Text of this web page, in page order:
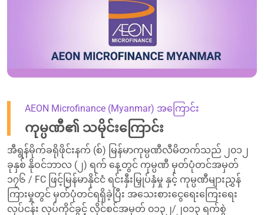
AEON Microfinance (Myanmar) အကြောင်း
ကုမ္ပဏီ၏ သမိုင်းကြောင်း
အီရွန်မိုက်ခရိုဖိုင်းနက် (စ်) မြန်မာကုမ္ပဏီလီမိတက်သည် ၂၀၁၂
ခုနှစ် နိုဝင်ဘာလ (၂) ရက် နေ့တွင် ကုမ္ပဏီ မှတ်ပုံတင်အမှတ်
၁၇၆ / FC ဖြင့်မြန်မာနိုင်ငံ ရင်းနှီးမြှုပ်နှံမှု နှင့် ကုမ္ပဏီများညွှန်
ကြားမှုတွင် မှတ်ပုံတင်ရရှိခဲ့ပြီး အသေးစားငွေရေးကြေးရေး
လုပ်ငန်း လုပ်ကိုင်ခွင့် လိုင်စင်အမှတ် ၀၁၃၂/၂၀၁၃ ရက်စွဲ